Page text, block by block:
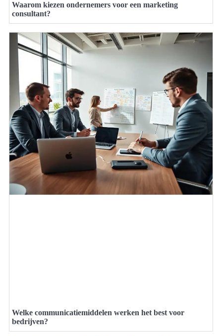
Waarom kiezen ondernemers voor een marketing
consultant?
Welke communicatiemiddelen werken het best voor
bedrijven?